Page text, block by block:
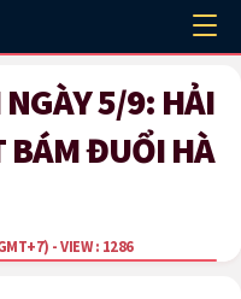
5/9: HẢI
BÁM ĐUỔI HÀ
- VIEW : 1286